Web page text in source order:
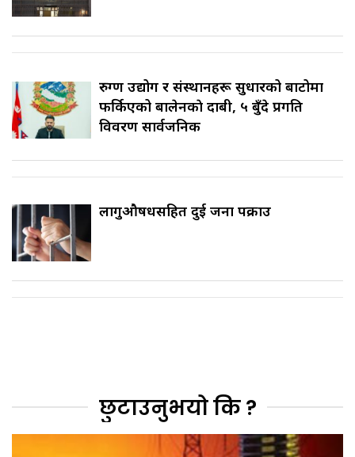
रुग्ण उद्योग र संस्थानहरू सुधारको बाटोमा
फर्किएको बालेनकाे दाबी, ५ बुँदे प्रगति
विवरण सार्वजनिक
लागुऔषधसहित दुई जना पक्राउ
छुटाउनुभयो कि ?